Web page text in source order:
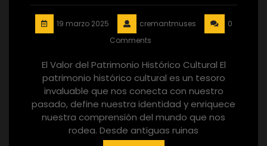
19 marzo 2025 cremantmuses
0
Comments
El Valor del Patrimonio Histórico Cultural El
patrimonio histórico cultural es un tesoro
invaluable que nos conecta con nuestro
pasado, define nuestra identidad y enriquece
nuestra comprensión del mundo que nos
rodea. Desde antiguas ruinas